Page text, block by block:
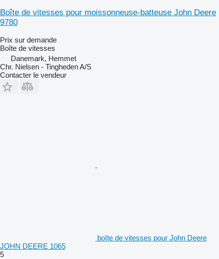
Boîte de vitesses pour moissonneuse-batteuse John Deere
9780
Prix sur demande
Boîte de vitesses
Danemark, Hemmet
Chr. Nielsen - Tingheden A/S
Contacter le vendeur
boîte de vitesses pour John Deere
JOHN DEERE 1065
5